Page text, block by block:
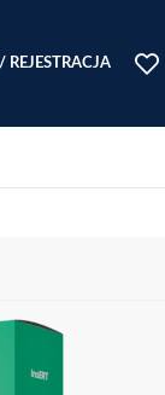
REJESTRACJA